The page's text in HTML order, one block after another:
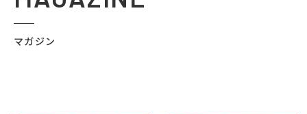
マガジン